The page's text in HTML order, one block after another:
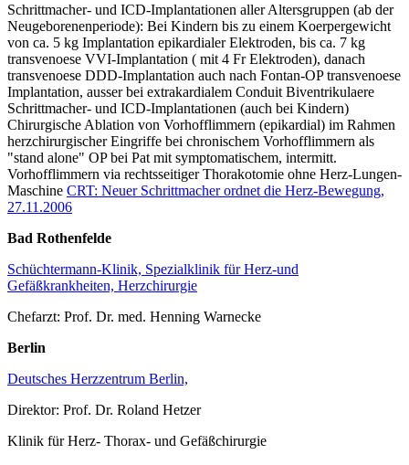
Schrittmacher- und ICD-Implantationen aller Altersgruppen (ab der
Neugeborenenperiode): Bei Kindern bis zu einem Koerpergewicht
von ca. 5 kg Implantation epikardialer Elektroden, bis ca. 7 kg
transvenoese VVI-Implantation ( mit 4 Fr Elektroden), danach
transvenoese DDD-Implantation auch nach Fontan-OP transvenoese
Implantation, ausser bei extrakardialem Conduit Biventrikulaere
Schrittmacher- und ICD-Implantationen (auch bei Kindern)
Chirurgische Ablation von Vorhofflimmern (epikardial) im Rahmen
herzchirurgischer Eingriffe bei chronischem Vorhofflimmern als
"stand alone" OP bei Pat mit symptomatischem, intermitt.
Vorhofflimmern via rechtsseitiger Thorakotomie ohne Herz-Lungen-
Maschine CRT: Neuer Schrittmacher ordnet die Herz-Bewegung,
27.11.2006
Bad Rothenfelde
Schüchtermann-Klinik, Spezialklinik für Herz-und
Gefäßkrankheiten, Herzchirurgie
Chefarzt: Prof. Dr. med. Henning Warnecke
Berlin
Deutsches Herzzentrum Berlin,
Direktor: Prof. Dr. Roland Hetzer
Klinik für Herz- Thorax- und Gefäßchirurgie